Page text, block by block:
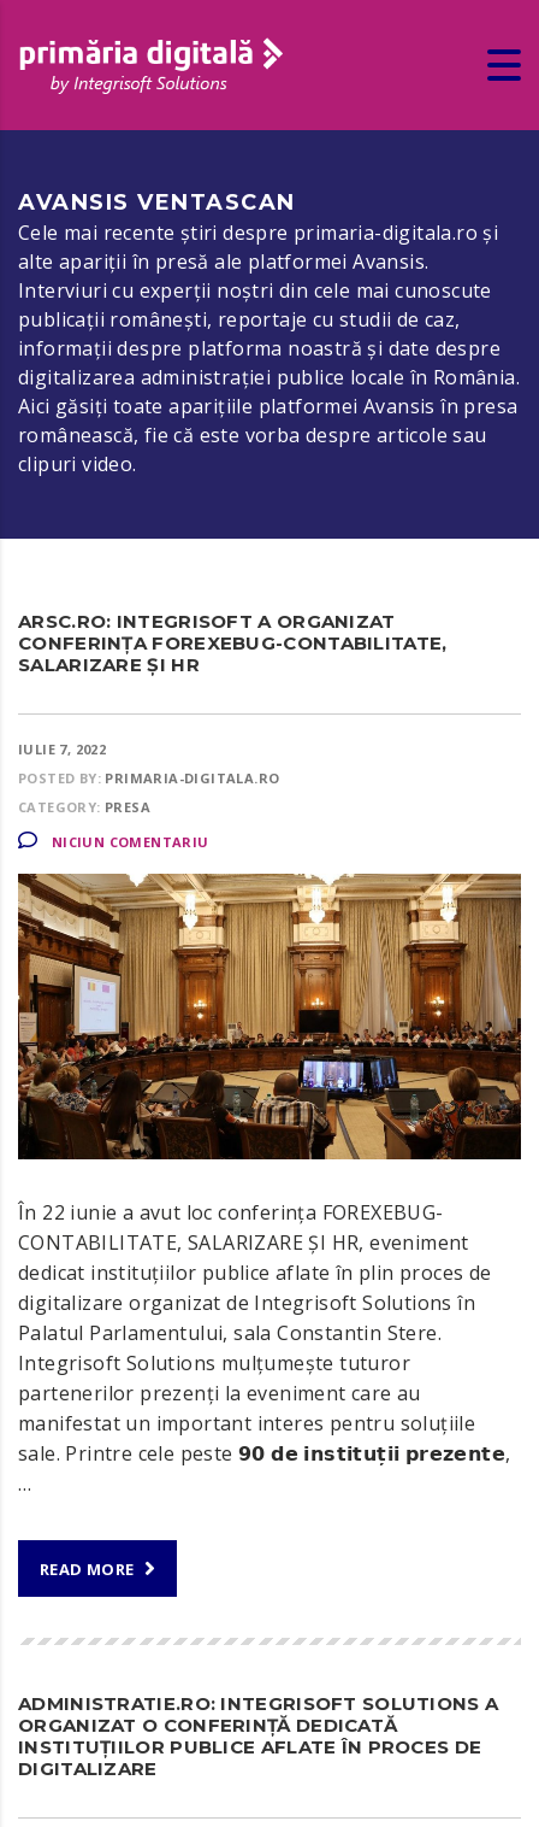
AVANSIS VENTASCAN
Cele mai recente știri despre primaria-digitala.ro și
alte apariții în presă ale platformei Avansis.
Interviuri cu experții noștri din cele mai cunoscute
publicații românești, reportaje cu studii de caz,
informații despre platforma noastră și date despre
digitalizarea administrației publice locale în România.
Aici găsiți toate aparițiile platformei Avansis în presa
românească, fie că este vorba despre articole sau
clipuri video.
ARSC.RO: INTEGRISOFT A ORGANIZAT
CONFERINȚA FOREXEBUG-CONTABILITATE,
SALARIZARE ȘI HR
IULIE 7, 2022
POSTED BY: PRIMARIA-DIGITALA.RO
CATEGORY: PRESA
NICIUN COMENTARIU
În 22 iunie a avut loc conferința FOREXEBUG-
CONTABILITATE, SALARIZARE ȘI HR, eveniment
dedicat instituțiilor publice aflate în plin proces de
digitalizare organizat de Integrisoft Solutions în
Palatul Parlamentului, sala Constantin Stere.
Integrisoft Solutions mulțumește tuturor
partenerilor prezenți la eveniment care au
manifestat un important interes pentru soluțiile
sale. Printre cele peste 𝟵𝟬 𝗱𝗲 𝗶𝗻𝘀𝘁𝗶𝘁𝘂𝘁̦𝗶𝗶 𝗽𝗿𝗲𝘇𝗲𝗻𝘁𝗲,
…
READ MORE
ADMINISTRATIE.RO: INTEGRISOFT SOLUTIONS A
ORGANIZAT O CONFERINȚĂ DEDICATĂ
INSTITUȚIILOR PUBLICE AFLATE ÎN PROCES DE
DIGITALIZARE